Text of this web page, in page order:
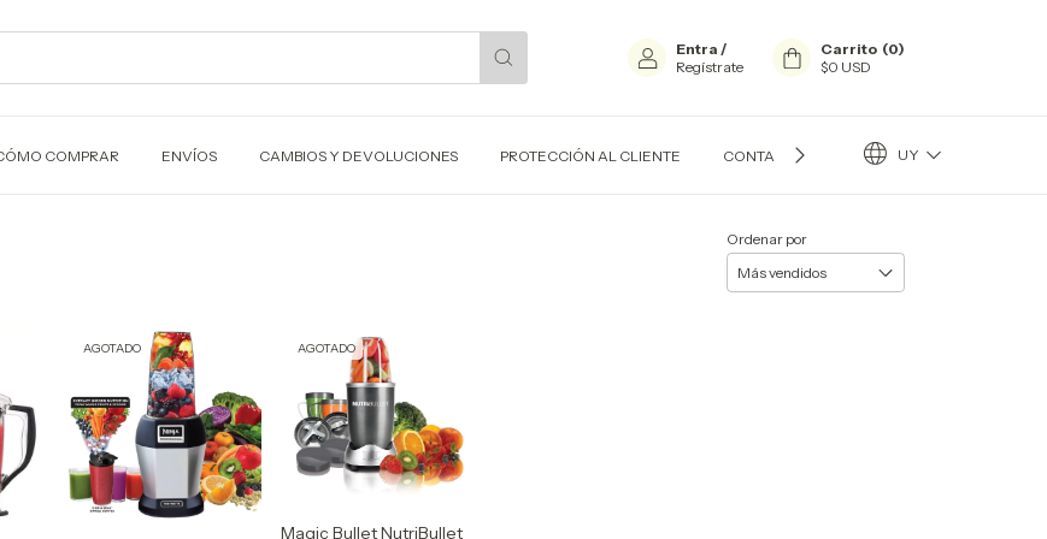
Entra /
Regístrate
Carrito (0)
$0 USD
COMPRAR ENVÍOS CAMBIOS Y DEVOLUCIONES PROTECCIÓN AL CLIENTE CONTACTO BLOG UY
Ordenar por
AGOTADO AGOTADO
Magic Bullet NutriBullet